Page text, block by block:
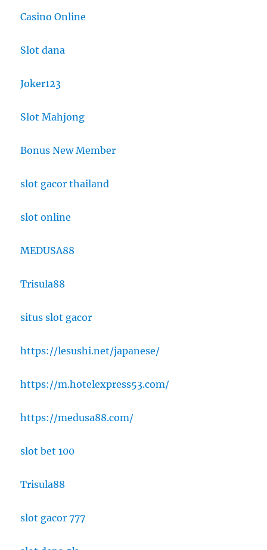
Casino Online
Slot dana
Joker123
Slot Mahjong
Bonus New Member
slot gacor thailand
slot online
MEDUSA88
Trisula88
situs slot gacor
https://lesushi.net/japanese/
https://m.hotelexpress53.com/
https://medusa88.com/
slot bet 100
Trisula88
slot gacor 777